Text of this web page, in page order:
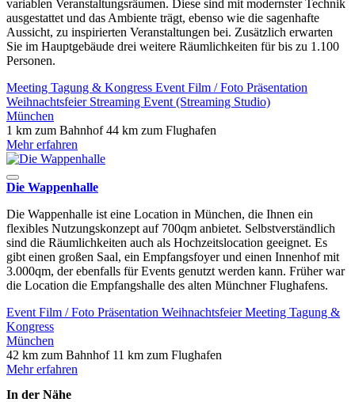
variablen Veranstaltungsräumen. Diese sind mit modernster Technik
ausgestattet und das Ambiente trägt, ebenso wie die sagenhafte
Aussicht, zu inspirierten Veranstaltungen bei. Zusätzlich erwarten
Sie im Hauptgebäude drei weitere Räumlichkeiten für bis zu 1.100
Personen.
Meeting Tagung & Kongress Event Film / Foto Präsentation
Weihnachtsfeier Streaming Event (Streaming Studio)
München
1 km zum Bahnhof44 km zum Flughafen
Mehr erfahren
Die Wappenhalle
Die Wappenhalle ist eine Location in München, die Ihnen ein
flexibles Nutzungskonzept auf 700qm anbietet. Selbstverständlich
sind die Räumlichkeiten auch als Hochzeitslocation geeignet. Es
gibt einen großen Saal, ein Empfangsfoyer und einen Innenhof mit
3.000qm, der ebenfalls für Events genutzt werden kann. Früher war
die Location die Empfangshalle des alten Münchner Flughafens.
Event Film / Foto Präsentation WeihnachtsfeierMeeting Tagung &
Kongress
München
42 km zum Bahnhof 11 km zum Flughafen
Mehr erfahren
In der Nähe